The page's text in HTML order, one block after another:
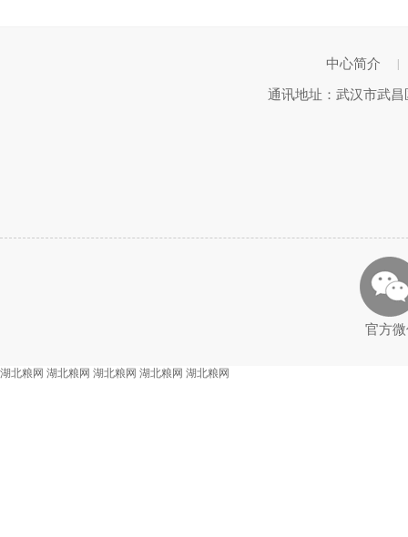
中心简介
通讯地址：武汉市武
官方
湖北粮网 湖北粮网 湖北粮网 湖北粮网 湖北粮网